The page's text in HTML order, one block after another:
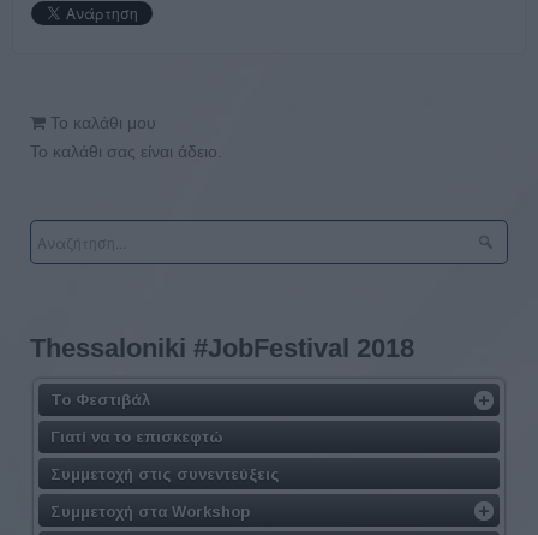
Το καλάθι μου
Το καλάθι σας είναι άδειο.
Τhessaloniki #JobFestival 2018
Το Φεστιβάλ
Γιατί να το επισκεφτώ
Συμμετοχή στις συνεντεύξεις
Συμμετοχή στα Workshop